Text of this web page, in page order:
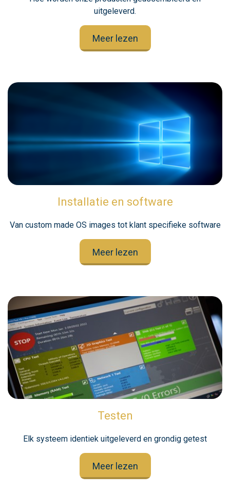
uitgeleverd.
Meer lezen
Installatie en software
Van custom made OS images tot klant specifieke software
Meer lezen
Testen
Elk systeem identiek uitgeleverd en grondig getest
Meer lezen